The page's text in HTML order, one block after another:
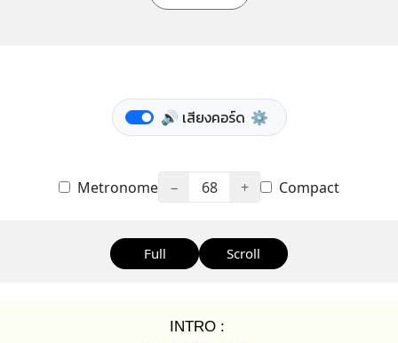
🔊 เสียงคอร์ด ⚙️
Metronome − 68 + Compact
Full Scroll
INTRO :